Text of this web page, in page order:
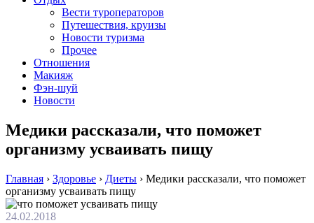
Вести туроператоров
Путешествия, круизы
Новости туризма
Прочее
Отношения
Макияж
Фэн-шуй
Новости
Медики рассказали, что поможет
организму усваивать пищу
Главная › Здоровье › Диеты › Медики рассказали, что поможет
организму усваивать пищу
24.02.2018